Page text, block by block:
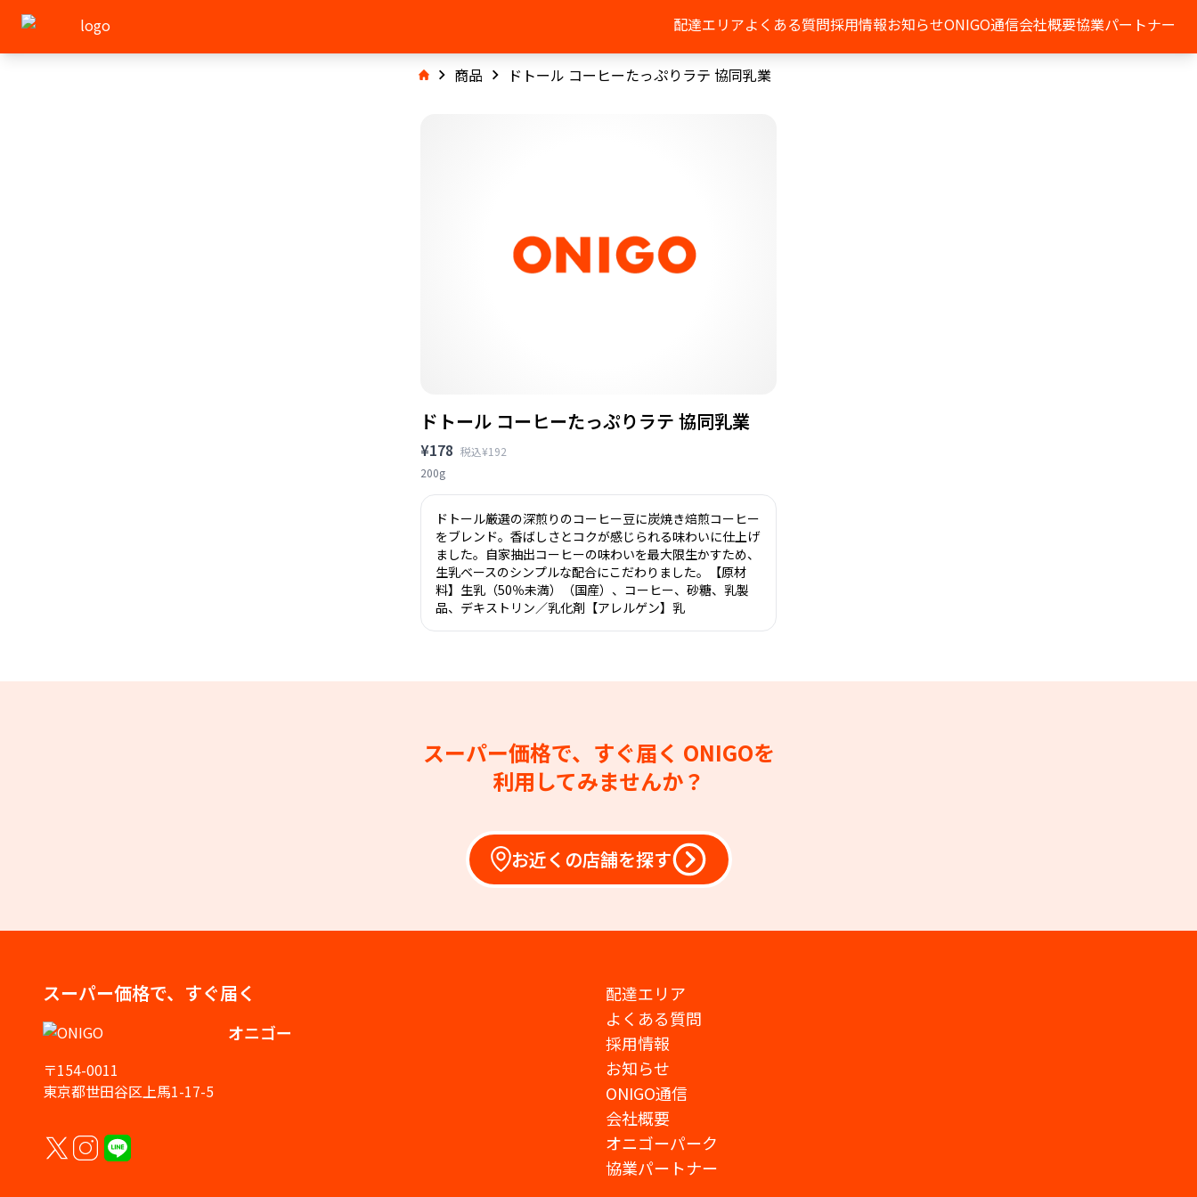
配達エリアよくある質問採用情報お知らせONIGO通信会社概要協業パートナー
商品 ドトール コーヒーたっぷりラテ 協同乳業
ドトール コーヒーたっぷりラテ 協同乳業
¥178 税込¥192
200g
ドトール厳選の深煎りのコーヒー豆に炭焼き焙煎コーヒー
をブレンド。香ばしさとコクが感じられる味わいに仕上げ
ました。自家抽出コーヒーの味わいを最大限生かすため、
生乳ベースのシンプルな配合にこだわりました。【原材
料】生乳（50％未満）（国産）、コーヒー、砂糖、乳製
品、デキストリン／乳化剤【アレルゲン】乳
スーパー価格で、すぐ届く ONIGOを
利用してみませんか？
お近くの店舗を探す
スーパー価格で、すぐ届く
オニゴー
〒154-0011
東京都世田谷区上馬1-17-5
配達エリア
よくある質問
採用情報
お知らせ
ONIGO通信
会社概要
オニゴーパーク
協業パートナー